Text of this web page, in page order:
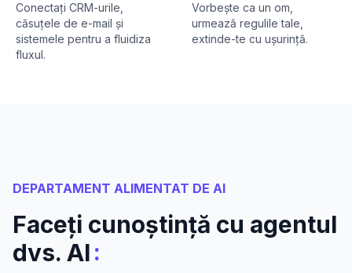
Conectați CRM-urile,
căsuțele de e-mail și
sistemele pentru a fluidiza
fluxul.
Vorbește ca un om,
urmează regulile tale,
extinde-te cu ușurință.
DEPARTAMENT ALIMENTAT DE AI
Faceți cunoștință cu agentul
dvs. AI: